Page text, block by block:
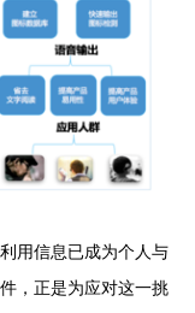
用信息已成为个人与
，正是为应对这一挑